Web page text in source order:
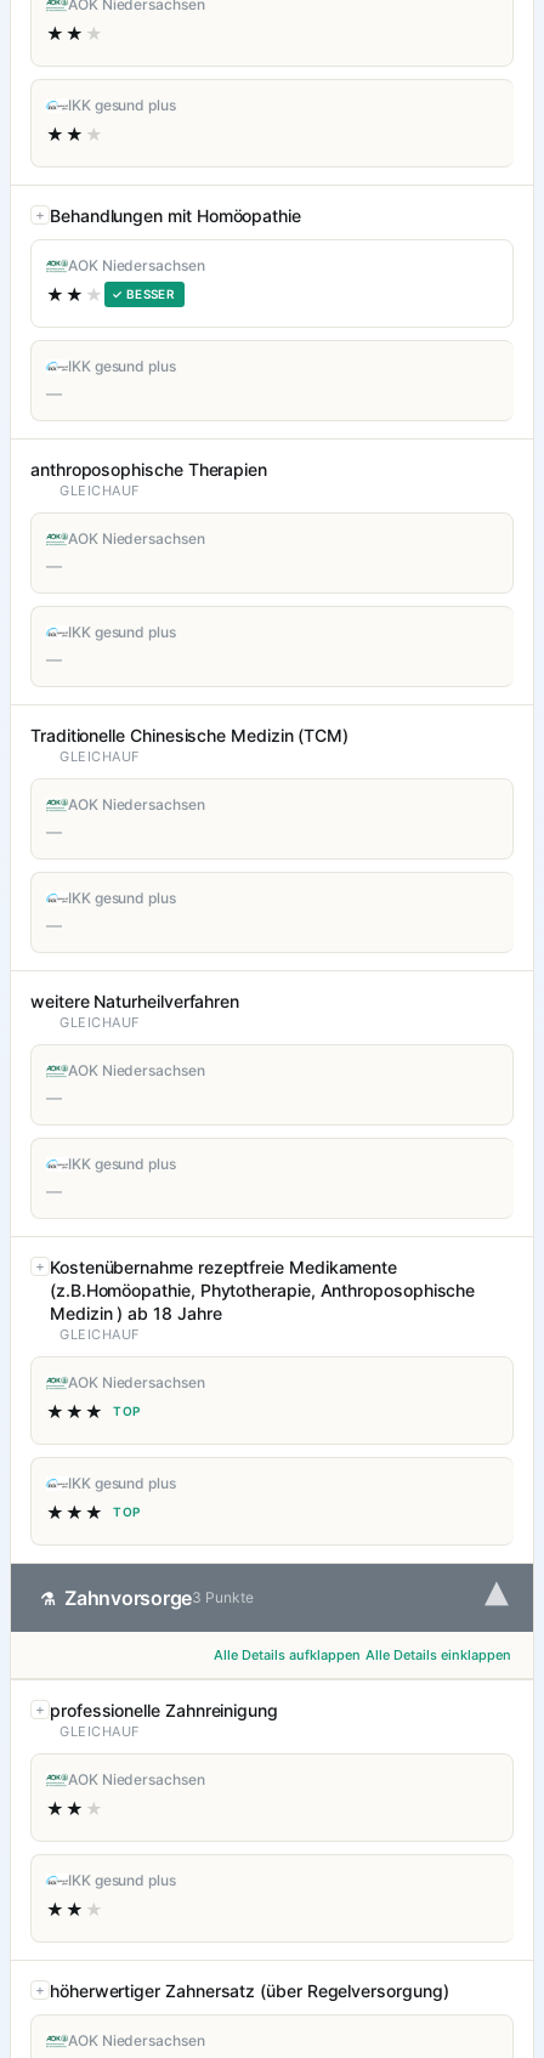
AOK Niedersachsen
★★ ★
IKK gesund plus
★★ ★
Behandlungen mit Homöopathie
AOK Niedersachsen
★★ ★ ✓ BESSER
IKK gesund plus
—
anthroposophische Therapien
GLEICHAUF
AOK Niedersachsen
—
IKK gesund plus
—
Traditionelle Chinesische Medizin (TCM)
GLEICHAUF
AOK Niedersachsen
—
IKK gesund plus
—
weitere Naturheilverfahren
GLEICHAUF
AOK Niedersachsen
—
IKK gesund plus
—
Kostenübernahme rezeptfreie Medikamente
(z.B.Homöopathie, Phytotherapie, Anthroposophische
Medizin ) ab 18 Jahre
GLEICHAUF
AOK Niedersachsen
★★★ TOP
IKK gesund plus
★★★ TOP
⚗ Zahnvorsorge3 Punkte ▾
Alle Details aufklappen Alle Details einklappen
professionelle Zahnreinigung
GLEICHAUF
AOK Niedersachsen
★★ ★
IKK gesund plus
★★ ★
höherwertiger Zahnersatz (über Regelversorgung)
AOK Niedersachsen